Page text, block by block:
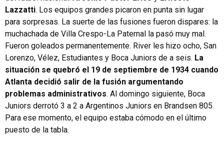
Lazzatti. Los equipos grandes picaron en punta sin lugar
para sorpresas. La suerte de las fusiones fueron dispares: la
muchachada de Villa Crespo-La Paternal la pasó muy mal.
Fueron goleados permanentemente. River les hizo ocho, San
Lorenzo, Vélez, Estudiantes y Boca Juniors de a seis. La
situación se quebró el 19 de septiembre de 1934 cuando
Atlanta decidió salir de la fusión argumentando
problemas administrativos. Al domingo siguiente, Boca
Juniors derrotó 3 a 2 a Argentinos Juniors en Brandsen 805.
Para ese momento, el equipo estaba cómodo en el último
puesto de la tabla.